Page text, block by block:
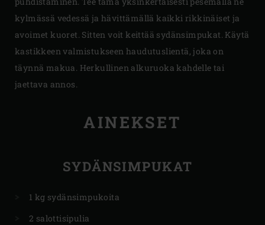
kylmässä vedessä ja hävittämällä kaikki rikkinäiset ja
avoimet kuoret. Sitten voit keittää sydänsimpukat. Käytä
kastikkeen valmistukseen haudutuslientä, joka on
täynnä makua. Herkullinen alkuruoka kahdelle tai
jaettava annos.
AINEKSET
SYDÄNSIMPUKAT
1 kg sydänsimpukoita
2 salottisipulia